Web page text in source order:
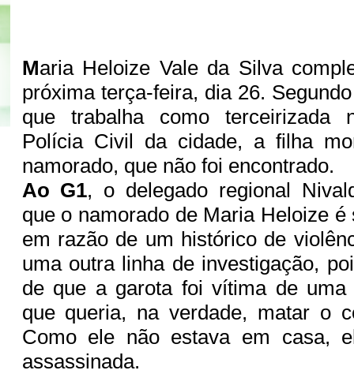
Maria Heloize Vale da Silva
próxima terça-feira, dia 26.
que trabalha como terceirizada
Polícia Civil da cidade, a filha
namorado, que não foi encontrado.
Ao G1, o delegado regional
que o namorado de Maria Heloize
em razão de um histórico de
uma outra linha de investigação,
de que a garota foi vítima de uma
que queria, na verdade, matar o
Como ele não estava em casa,
assassinada.